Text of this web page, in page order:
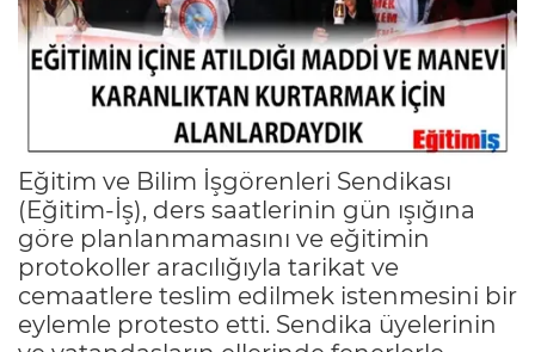
Eğitim ve Bilim İşgörenleri Sendikası
(Eğitim-İş), ders saatlerinin gün ışığına
göre planlanmamasını ve eğitimin
protokoller aracılığıyla tarikat ve
cemaatlere teslim edilmek istenmesini bir
eylemle protesto etti. Sendika üyelerinin